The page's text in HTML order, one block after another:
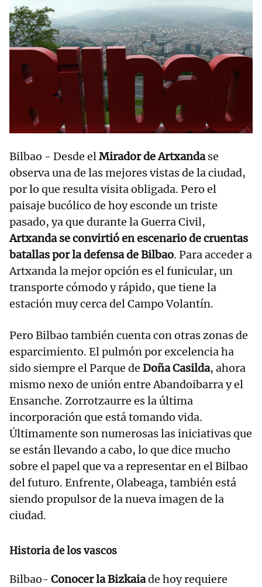
Bilbao - Desde elMirador de Artxandase
observa una de las mejores vistas de la ciudad,
por lo que resulta visita obligada. Pero el
paisaje bucólico de hoy esconde un triste
pasado, ya que durante la Guerra Civil,
Artxanda se convirtió en escenario de cruentas
batallas por la defensa de Bilbao. Para acceder a
Artxanda la mejor opción es el funicular, un
transporte cómodo y rápido, que tiene la
estación muy cerca del Campo Volantín.
Pero Bilbao también cuenta con otras zonas de
esparcimiento. El pulmón por excelencia ha
sido siempre el Parque de Doña Casilda, ahora
mismo nexo de unión entre Abandoibarra y el
Ensanche. Zorrotzaurre es la última
incorporación que está tomando vida.
Últimamente son numerosas las iniciativas que
se están llevando a cabo, lo que dice mucho
sobre el papel que va a representar en el Bilbao
del futuro. Enfrente, Olabeaga, también está
siendo propulsor de la nueva imagen de la
ciudad.
Historia de los vascos
Bilbao- Conocer la Bizkaiade hoy requiere